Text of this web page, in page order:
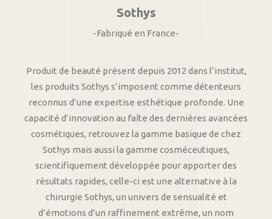
Sothys
-Fabriqué en France-
Produit de beauté présent depuis 2012 dans l’institut,
les produits Sothys s’imposent comme détenteurs
reconnus d’une expertise esthétique profonde. Une
capacité d’innovation au faîte des dernières avancées
cosmétiques, retrouvez la gamme basique de chez
Sothys mais aussi la gamme cosméceutiques,
scientifiquement développée pour apporter des
résultats rapides, celle-ci est une alternative à la
chirurgie Sothys, un univers de sensualité et
d’émotions d’un raffinement extrême, un nom